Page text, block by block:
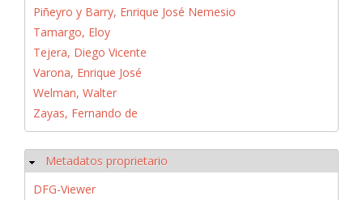
Piñeyro y Barry, Enrique José Nemesio
Tamargo, Eloy
Tejera, Diego Vicente
Varona, Enrique José
Welman, Walter
Zayas, Fernando de
Ocultar
Metadatos proprietario
DFG-Viewer